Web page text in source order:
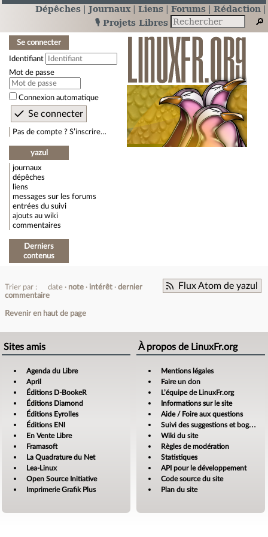
Dépêches Journaux Liens Forums
Rédaction
🎙️ Projets Libres
Se connecter
Identifiant
Mot de passe
Connexion automatique
Pas de compte ? S’inscrire…
yazul
journaux
dépêches
liens
messages sur les forums
entrées du suivi
ajouts au wiki
commentaires
Derniers
contenus
Flux Atom de yazul
Trier par : date note intérêt
dernier
commentaire
Revenir en haut de page
Sites amis
Agenda du Libre
April
Éditions D-BookeR
Éditions Diamond
Éditions Eyrolles
Éditions ENI
En Vente Libre
Framasoft
La Quadrature du Net
Lea-Linux
Open Source Initiative
Imprimerie Grafik Plus
À propos de LinuxFr.org
Mentions légales
Faire un don
L’équipe de LinuxFr.org
Informations sur le site
Aide / Foire aux questions
Suivi des suggestions et bogues
Wiki du site
Règles de modération
Statistiques
API pour le développement
Code source du site
Plan du site